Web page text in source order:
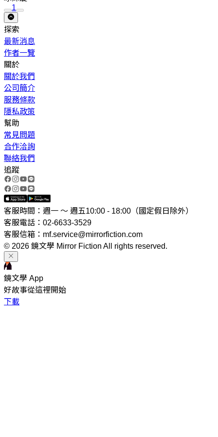
1
探索
最新消息
作者一覽
關於
關於我們
公司簡介
服務條款
隱私政策
幫助
常見問題
合作洽詢
聯絡我們
追蹤
客服時間：週一 ～ 週五10:00 - 18:00（國定假日除外）
客服電話：02-6633-3529
客服信箱：mf.service@mirrorfiction.com
© 2026 鏡文學 Mirror Fiction All rights reserved.
鏡文學 App
好故事從這裡開始
下載